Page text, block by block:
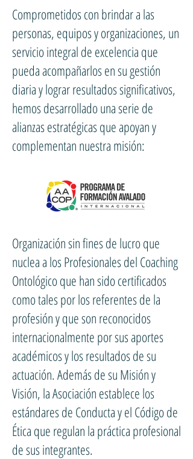
Comprometidos con brindar a las
personas, equipos y organizaciones, un
servicio integral de excelencia que
pueda acompañarlos en su gestión
diaria y lograr resultados significativos,
hemos desarrollado una serie de
alianzas estratégicas que apoyan y
complementan nuestra misión:
Organización sin fines de lucro que
nuclea a los Profesionales del Coaching
Ontológico que han sido certificados
como tales por los referentes de la
profesión y que son reconocidos
internacionalmente por sus aportes
académicos y los resultados de su
actuación. Además de su Misión y
Visión, la Asociación establece los
estándares de Conducta y el Código de
Ética que regulan la práctica profesional
de sus integrantes.